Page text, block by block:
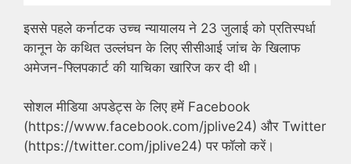
इससे पहले कर्नाटक उच्च न्यायालय ने 23 जुलाई को प्रतिस्पर्धा
कानून के कथित उल्लंघन के लिए सीसीआई जांच के खिलाफ
अमेजन-फ्लिपकार्ट की याचिका खारिज कर दी थी।
सोशल मीडिया अपडेट्स के लिए हमें Facebook
(https://www.facebook.com/jplive24) और Twitter
(https://twitter.com/jplive24) पर फॉलो करें।